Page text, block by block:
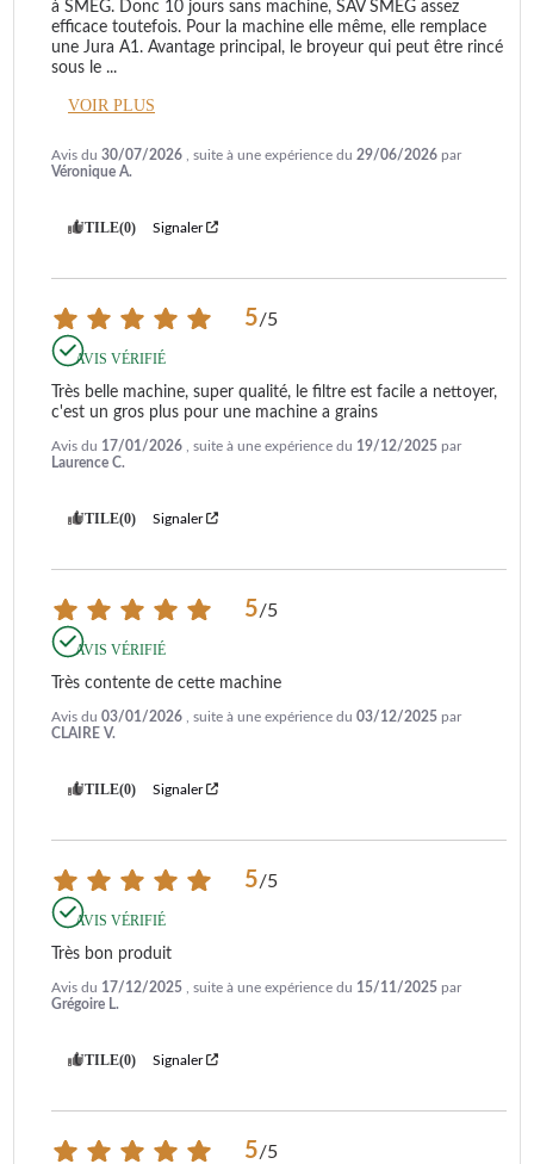
à SMEG. Donc 10 jours sans machine, SAV SMEG assez
efficace toutefois. Pour la machine elle même, elle remplace
une Jura A1. Avantage principal, le broyeur qui peut être rincé
sous le ...
VOIR PLUS
Avis du 30/07/2026 , suite à une expérience du 29/06/2026 par
Véronique A.
UTILE(0) Signaler
5/5
AVIS VÉRIFIÉ
Très belle machine, super qualité, le filtre est facile a nettoyer,
c'est un gros plus pour une machine a grains
Avis du 17/01/2026 , suite à une expérience du 19/12/2025 par
Laurence C.
UTILE(0) Signaler
5/5
AVIS VÉRIFIÉ
Très contente de cette machine
Avis du 03/01/2026 , suite à une expérience du 03/12/2025 par
CLAIRE V.
UTILE(0) Signaler
5/5
AVIS VÉRIFIÉ
Très bon produit
Avis du 17/12/2025 , suite à une expérience du 15/11/2025 par
Grégoire L.
UTILE(0) Signaler
5/5